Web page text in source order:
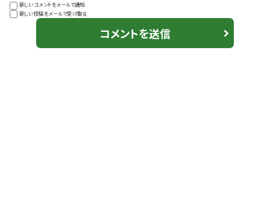
新しいコメントをメールで通知
新しい投稿をメールで受け取る
コメントを送信